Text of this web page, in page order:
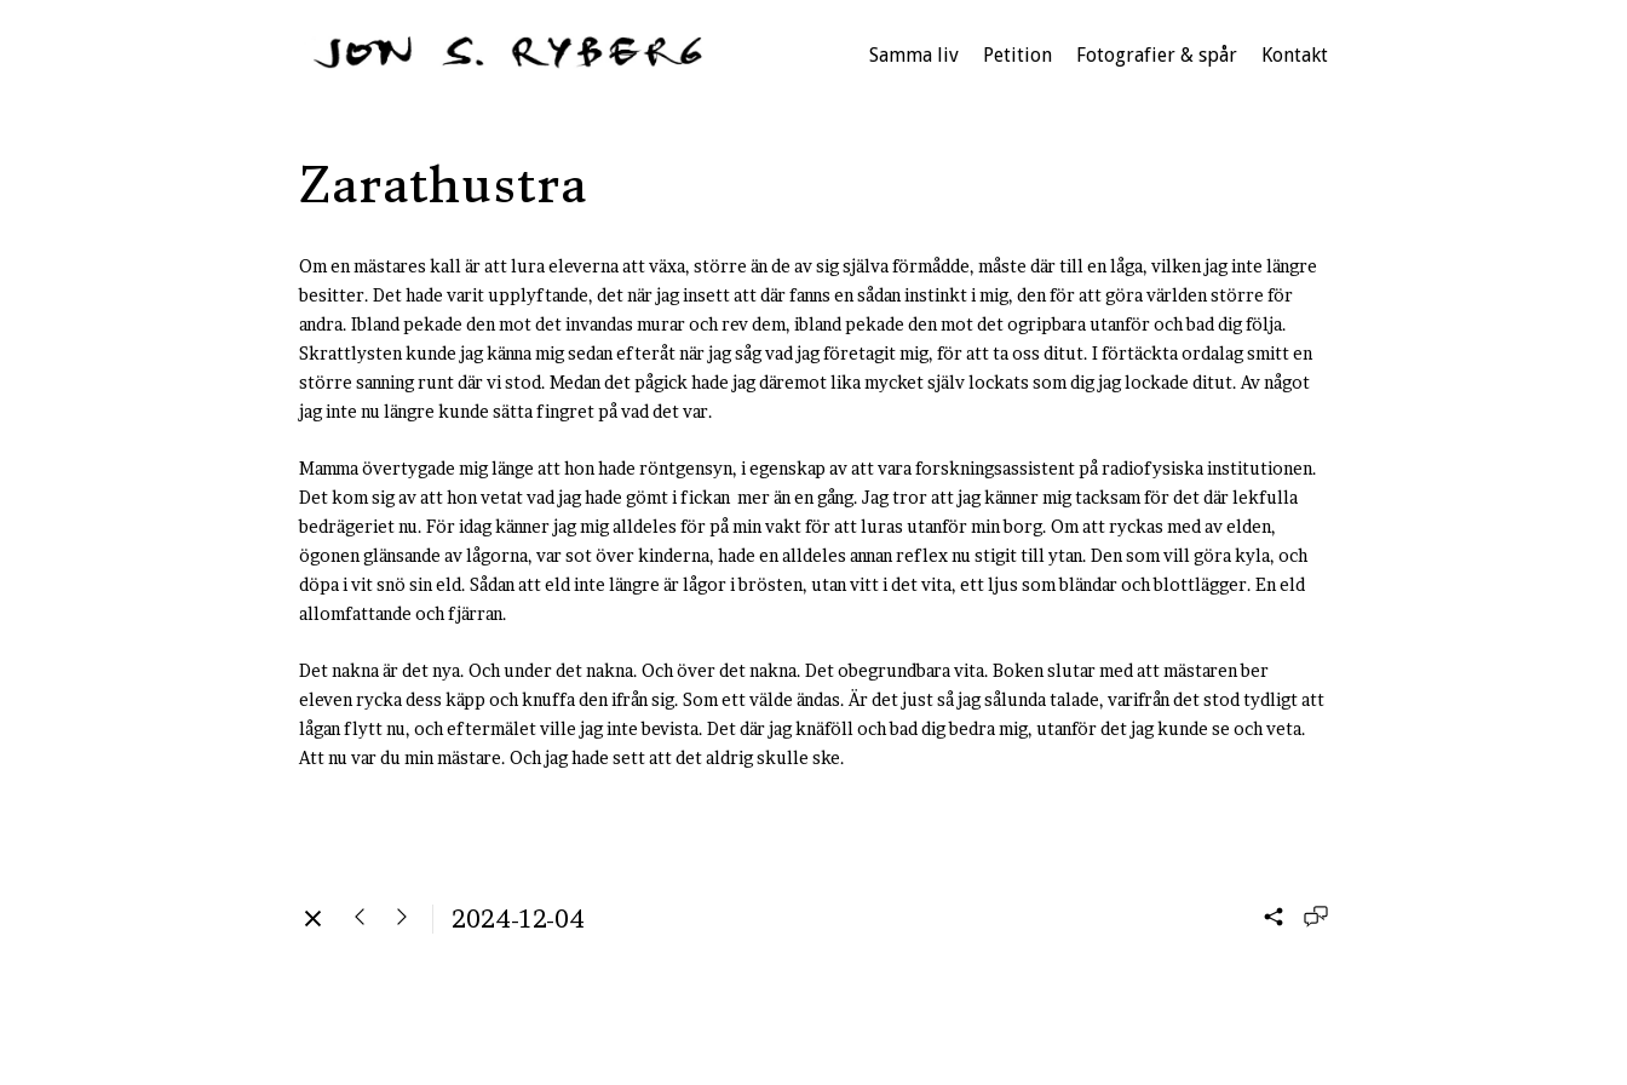
Samma liv Petition Fotografier & spår Kontakt
Zarathustra
Om en mästares kall är att lura eleverna att växa, större än de av sig själva förmådde, måste där till en låga, vilken jag inte längre
besitter. Det hade varit upplyftande, det när jag insett att där fanns en sådan instinkt i mig, den för att göra världen större för
andra. Ibland pekade den mot det invandas murar och rev dem, ibland pekade den mot det ogripbara utanför och bad dig följa.
Skrattlysten kunde jag känna mig sedan efteråt när jag såg vad jag företagit mig, för att ta oss ditut. I förtäckta ordalag smitt en
större sanning runt där vi stod. Medan det pågick hade jag däremot lika mycket själv lockats som dig jag lockade ditut. Av något
jag inte nu längre kunde sätta fingret på vad det var.
Mamma övertygade mig länge att hon hade röntgensyn, i egenskap av att vara forskningsassistent på radiofysiska institutionen.
Det kom sig av att hon vetat vad jag hade gömt i fickan mer än en gång. Jag tror att jag känner mig tacksam för det där lekfulla
bedrägeriet nu. För idag känner jag mig alldeles för på min vakt för att luras utanför min borg. Om att ryckas med av elden,
ögonen glänsande av lågorna, var sot över kinderna, hade en alldeles annan reflex nu stigit till ytan. Den som vill göra kyla, och
döpa i vit snö sin eld. Sådan att eld inte längre är lågor i brösten, utan vitt i det vita, ett ljus som bländar och blottlägger. En eld
allomfattande och fjärran.
Det nakna är det nya. Och under det nakna. Och över det nakna. Det obegrundbara vita. Boken slutar med att mästaren ber
eleven rycka dess käpp och knuffa den ifrån sig. Som ett välde ändas. Är det just så jag sålunda talade, varifrån det stod tydligt att
lågan flytt nu, och eftermälet ville jag inte bevista. Det där jag knäföll och bad dig bedra mig, utanför det jag kunde se och veta.
Att nu var du min mästare. Och jag hade sett att det aldrig skulle ske.
2024-12-04